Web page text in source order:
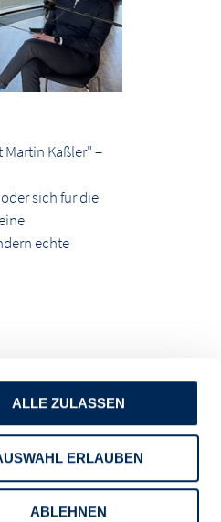
ALLE ZULASSEN
ERLAUBEN
ABLEHNEN
Martin Kaßler" –
sich für die
echte